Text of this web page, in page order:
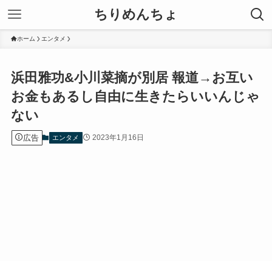
ちりめんちょ
ホーム エンタメ
浜田雅功&小川菜摘が別居 報道→お互い
お金もあるし自由に生きたらいいんじゃ
ない︎
広告 エンタメ 2023年1月16日